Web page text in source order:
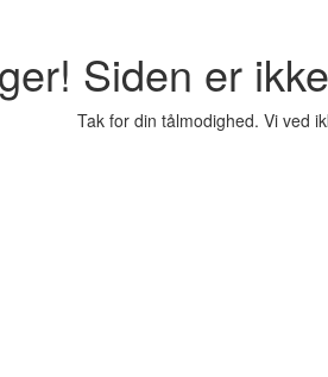
Siden er
Tak for din tålmodighed. Vi ved